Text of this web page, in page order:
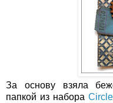
За основу взяла
папкой из набора